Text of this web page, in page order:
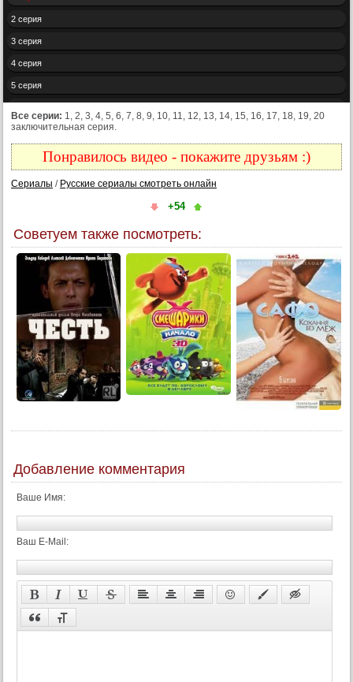
2 серия
3 серия
4 серия
5 серия
7 серия
8 серия
9 серия
12 серия
13 серия
14 серия
16 серия
17 серия
18 серия
19 серия
Все серии: 1, 2, 3, 4, 5, 6, 7, 8, 9, 10, 11, 12, 13, 14, 15, 16, 17, 18, 19, 20
заключительная серия.
Понравилось видео - покажите друзьям :)
Сериалы / Русские сериалы смотреть онлайн
+54
Советуем также посмотреть:
Добавление комментария
Ваше Имя:
Ваш E-Mail: